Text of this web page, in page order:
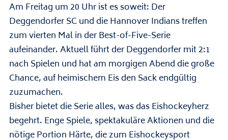
Am Freitag um 20 Uhr ist es soweit: Der
Deggendorfer SC und die Hannover Indians treffen
zum vierten Mal in der Best-of-Five-Serie
aufeinander. Aktuell führt der Deggendorfer mit 2:1
nach Spielen und hat am morgigen Abend die große
Chance, auf heimischem Eis den Sack endgültig
zuzumachen.
Bisher bietet die Serie alles, was das Eishockeyherz
begehrt. Enge Spiele, spektakuläre Aktionen und die
nötige Portion Härte, die zum Eishockeysport